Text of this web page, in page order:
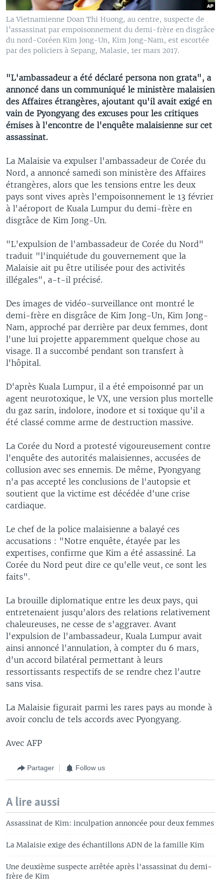
La Vietnamienne Doan Thi Huong, au centre, suspecte de
l’assassinat par empoisonnement du demi-frère en disgrâce
du nord-Coréen Kim Jong-Un, Kim Jong-Nam, est escortée
par des policiers à Sepang, Malasie, 1er mars 2017.
"L'ambassadeur a été déclaré persona non grata", a
annoncé dans un communiqué le ministère malaisien
des Affaires étrangères, ajoutant qu'il avait exigé en
vain de Pyongyang des excuses pour les critiques
émises à l'encontre de l'enquête malaisienne sur cet
assassinat.
La Malaisie va expulser l'ambassadeur de Corée du
Nord, a annoncé samedi son ministère des Affaires
étrangères, alors que les tensions entre les deux
pays sont vives après l'empoisonnement le 13 février
à l'aéroport de Kuala Lumpur du demi-frère en
disgrâce de Kim Jong-Un.
"L'expulsion de l'ambassadeur de Corée du Nord"
traduit "l'inquiétude du gouvernement que la
Malaisie ait pu être utilisée pour des activités
illégales", a-t-il précisé.
Des images de vidéo-surveillance ont montré le
demi-frère en disgrâce de Kim Jong-Un, Kim Jong-
Nam, approché par derrière par deux femmes, dont
l'une lui projette apparemment quelque chose au
visage. Il a succombé pendant son transfert à
l'hôpital.
D'après Kuala Lumpur, il a été empoisonné par un
agent neurotoxique, le VX, une version plus mortelle
du gaz sarin, indolore, inodore et si toxique qu'il a
été classé comme arme de destruction massive.
La Corée du Nord a protesté vigoureusement contre
l'enquête des autorités malaisiennes, accusées de
collusion avec ses ennemis. De même, Pyongyang
n'a pas accepté les conclusions de l'autopsie et
soutient que la victime est décédée d'une crise
cardiaque.
Le chef de la police malaisienne a balayé ces
accusations : "Notre enquête, étayée par les
expertises, confirme que Kim a été assassiné. La
Corée du Nord peut dire ce qu'elle veut, ce sont les
faits".
La brouille diplomatique entre les deux pays, qui
entretenaient jusqu'alors des relations relativement
chaleureuses, ne cesse de s'aggraver. Avant
l'expulsion de l'ambassadeur, Kuala Lumpur avait
ainsi annoncé l'annulation, à compter du 6 mars,
d'un accord bilatéral permettant à leurs
ressortissants respectifs de se rendre chez l'autre
sans visa.
La Malaisie figurait parmi les rares pays au monde à
avoir conclu de tels accords avec Pyongyang.
Avec AFP
Partager Follow us
A lire aussi
Assassinat de Kim: inculpation annoncée pour deux femmes
La Malaisie exige des échantillons ADN de la famille Kim
Une deuxième suspecte arrêtée après l'assassinat du demi-
frère de Kim